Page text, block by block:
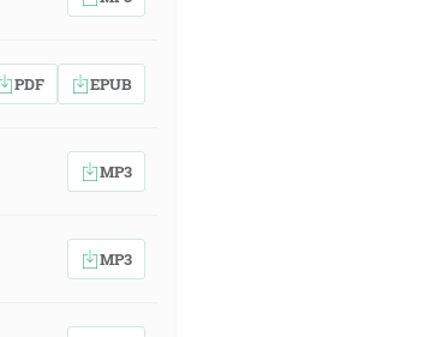
PDF EPUB
MP3
MP3